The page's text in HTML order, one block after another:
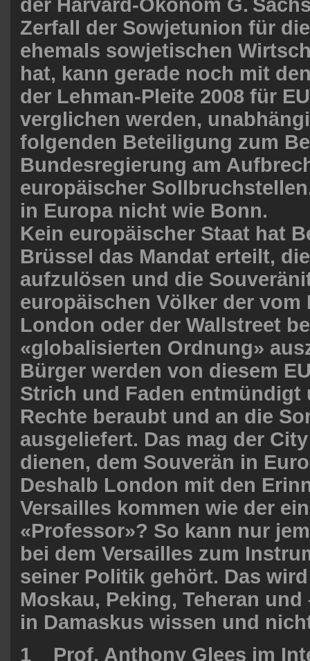
der Harvard-Ökonom G.
Zerfall der Sowjetunion für
ehemals sowjetischen
hat, kann gerade noch mit
der Lehman-Pleite 2008 für
verglichen werden,
folgenden Beteiligung zum
Bundesregierung am
europäischer
in Europa nicht wie Bonn.
Kein europäischer Staat hat
Brüssel das Mandat erteilt,
aufzulösen und die
europäischen Völker der vom
London oder der Wallstreet
«globalisierten Ordnung»
Bürger werden von diesem
Strich und Faden entmündigt
Rechte beraubt und an die
ausgeliefert. Das mag der
dienen, dem Souverän in
Deshalb London mit den
Versailles kommen wie der
«Professor»? So kann nur
bei dem Versailles zum
seiner Politik gehört. Das
Moskau, Peking, Teheran
in Damaskus wissen und
1 Prof. Anthony Glees im